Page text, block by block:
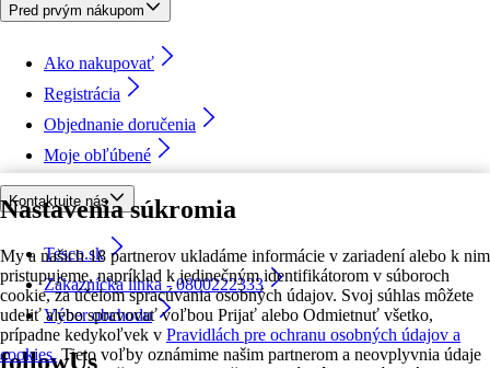
Nastavenia súkromia
My a našich 18 partnerov ukladáme informácie v zariadení alebo k nim
pristupujeme, napríklad k jedinečným identifikátorom v súboroch
cookie, za účelom spracúvania osobných údajov. Svoj súhlas môžete
udeliť alebo spravovať voľbou Prijať alebo Odmietnuť všetko,
prípadne kedykoľvek v Pravidlách pre ochranu osobných údajov a
cookies. Tieto voľby oznámime našim partnerom a neovplyvnia údaje
Pred prvým nákupom
Ako nakupovať
Registrácia
Objednanie doručenia
Moje obľúbené
Kontaktujte nás
Tesco.sk
Zákaznícka linka - 0800222333
Výber obchodu
followUs